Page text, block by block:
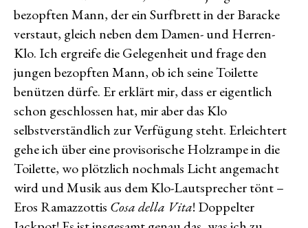
bezopften Mann, der ein Surfbrett in der Baracke
verstaut, gleich neben dem Damen- und Herren-
Klo. Ich ergreife die Gelegenheit und frage den
jungen bezopften Mann, ob ich seine Toilette
benützen dürfe. Er erklärt mir, dass er eigentlich
schon geschlossen hat, mir aber das Klo
selbstverständlich zur Verfügung steht. Erleichtert
gehe ich über eine provisorische Holzrampe in die
Toilette, wo plötzlich nochmals Licht angemacht
wird und Musik aus dem Klo-Lautsprecher tönt –
Eros Ramazzottis Cosa della Vita! Doppelter